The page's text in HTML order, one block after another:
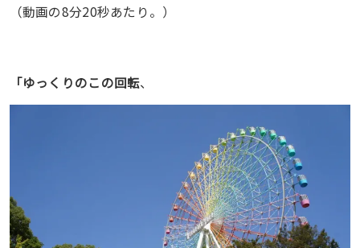
（動画の8分20秒あたり。）
「ゆっくりのこの回転、